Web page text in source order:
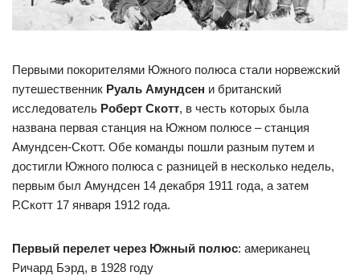
Первыми покорителями Южного полюса стали норвежский
путешественник Руаль Амундсен и британский
исследователь Роберт Скотт, в честь которых была
названа первая станция на Южном полюсе – станция
Амундсен-Скотт. Обе команды пошли разным путем и
достигли Южного полюса с разницей в несколько недель,
первым был Амундсен 14 декабря 1911 года, а затем
Р.Скотт 17 января 1912 года.
Первый перелет через Южный полюс: американец
Ричард Бэрд, в 1928 году